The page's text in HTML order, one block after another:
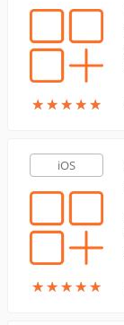
★★★★★
★★★★★
iOS
★★★★★
★★★★★